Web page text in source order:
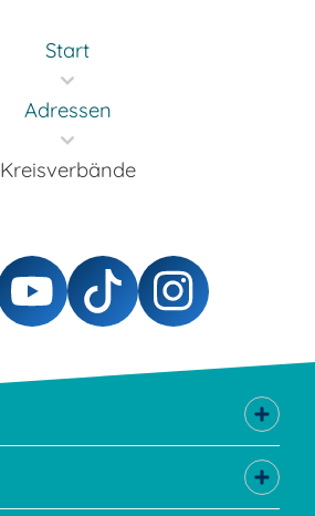
Start
Adressen
Kreisverbände